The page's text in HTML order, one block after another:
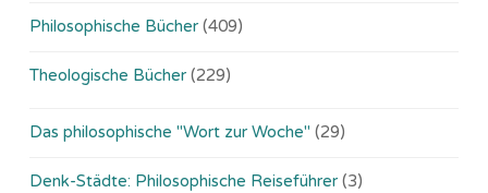
Philosophische Bücher (409)
Theologische Bücher (229)
Das philosophische "Wort zur Woche" (29)
Denk-Städte: Philosophische Reiseführer (3)